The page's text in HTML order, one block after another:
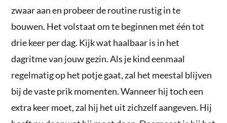
zwaar aan en probeer de routine rustig in te
bouwen. Het volstaat om te beginnen met één tot
drie keer per dag. Kijk wat haalbaar is in het
dagritme van jouw gezin. Als je kind eenmaal
regelmatig op het potje gaat, zal het meestal blijven
bij de vaste prik momenten. Wanneer hij toch een
extra keer moet, zal hij het uit zichzelf aangeven. Hij